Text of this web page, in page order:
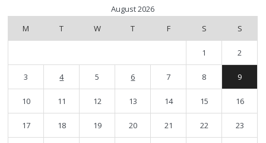
August 2026
M
T W T F S S
1 2
3 4 5 6 7 8 9
10 11 12 13 14 15 16
17 18 19 20 21 22 23